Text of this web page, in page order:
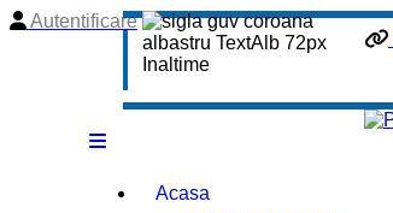
Autentificare
Acasa